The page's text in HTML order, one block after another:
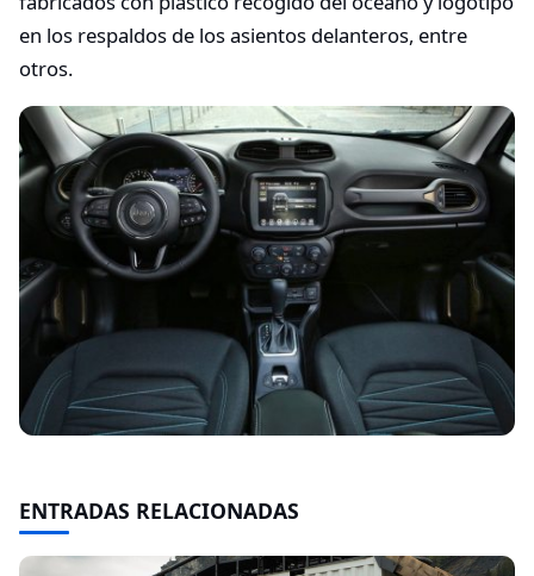
en los respaldos de los asientos delanteros, entre
otros.
ENTRADAS RELACIONADAS